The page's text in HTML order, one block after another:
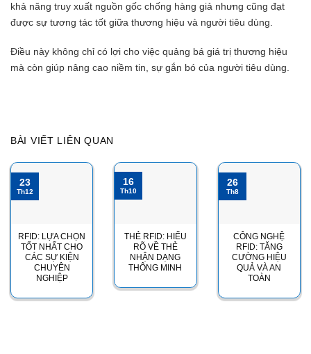
khả năng truy xuất nguồn gốc chống hàng giả nhưng cũng đạt
được sự tương tác tốt giữa thương hiệu và người tiêu dùng.
Điều này không chỉ có lợi cho việc quảng bá giá trị thương hiệu
mà còn giúp nâng cao niềm tin, sự gắn bó của người tiêu dùng.
BÀI VIẾT LIÊN QUAN
RFID: LỰA CHỌN
TỐT NHẤT CHO
CÁC SỰ KIỆN
CHUYÊN
NGHIỆP
23
Th12
THẺ RFID: HIỂU
RÕ VỀ THẺ
NHẬN DẠNG
THÔNG MINH
16
Th10
CÔNG NGHỆ
RFID: TĂNG
CƯỜNG HIỆU
QUẢ VÀ AN
TOÀN
26
Th8